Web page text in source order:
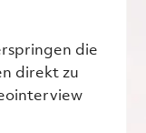
die
direkt zu